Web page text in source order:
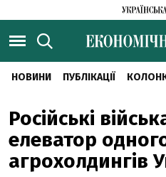
НОВИНИ ПУБЛІКАЦІЇ
Російські
елеватор
агрохолдингів